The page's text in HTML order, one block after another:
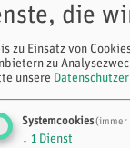
die
zu Einsatz von
zu
unsere
Systemcookies(immer
↓ 1 Dienst